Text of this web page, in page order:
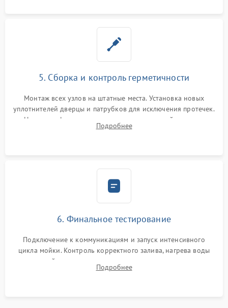
5. Сборка и контроль герметичности
Монтаж всех узлов на штатные места. Установка новых
уплотнителей дверцы и патрубков для исключения протечек.
Надежная фиксация хомутов гидравлической системы,
сборка корпуса и установка датчика поплавка.
Подробнее
6. Финальное тестирование
Подключение к коммуникациям и запуск интенсивного
цикла мойки. Контроль корректного залива, нагрева воды
до нужной температуры, отсутствия посторонних шумов,
штатного слива и абсолютной сухости в поддоне.
Подробнее